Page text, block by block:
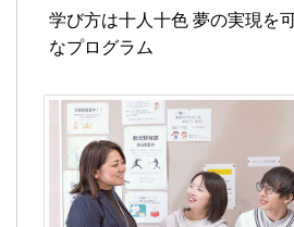
学び方は十人十色 夢の実現を
なプログラム